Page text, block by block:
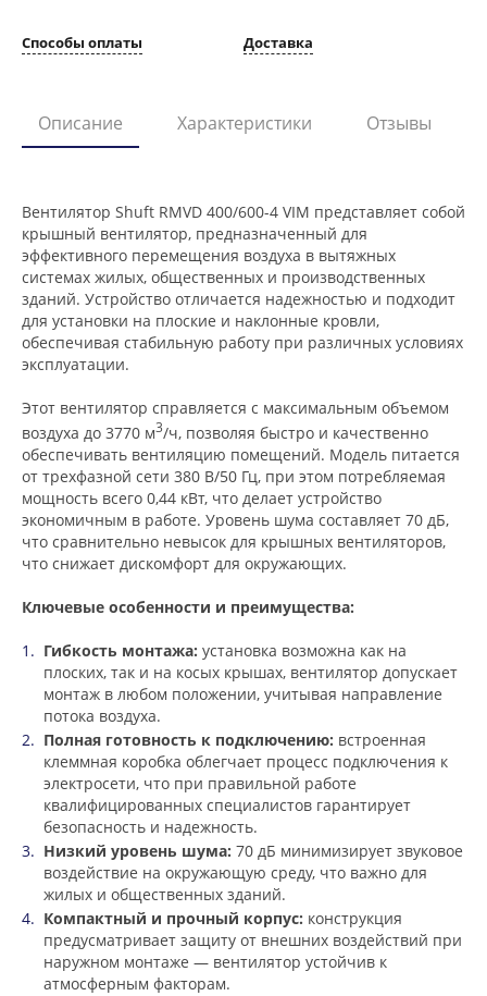
Способы оплаты Доставка
Описание Характеристики Отзывы
Вентилятор Shuft RMVD 400/600-4 VIM представляет собой
крышный вентилятор, предназначенный для
эффективного перемещения воздуха в вытяжных
системах жилых, общественных и производственных
зданий. Устройство отличается надежностью и подходит
для установки на плоские и наклонные кровли,
обеспечивая стабильную работу при различных условиях
эксплуатации.
Этот вентилятор справляется с максимальным объемом
воздуха до 3770 м3/ч, позволяя быстро и качественно
обеспечивать вентиляцию помещений. Модель питается
от трехфазной сети 380 В/50 Гц, при этом потребляемая
мощность всего 0,44 кВт, что делает устройство
экономичным в работе. Уровень шума составляет 70 дБ,
что сравнительно невысок для крышных вентиляторов,
что снижает дискомфорт для окружающих.
Ключевые особенности и преимущества:
Гибкость монтажа: установка возможна как на
плоских, так и на косых крышах, вентилятор допускает
монтаж в любом положении, учитывая направление
потока воздуха.
Полная готовность к подключению: встроенная
клеммная коробка облегчает процесс подключения к
электросети, что при правильной работе
квалифицированных специалистов гарантирует
безопасность и надежность.
Низкий уровень шума: 70 дБ минимизирует звуковое
воздействие на окружающую среду, что важно для
жилых и общественных зданий.
Компактный и прочный корпус: конструкция
предусматривает защиту от внешних воздействий при
наружном монтаже — вентилятор устойчив к
атмосферным факторам.